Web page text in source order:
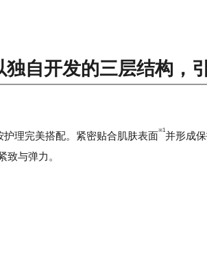
独自开发的三层结构，
理完美搭配。紧密贴合肌肤表面※1并形成
致与弹力。